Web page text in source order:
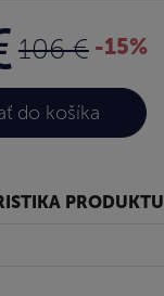
106 € -15%
PRODUKTU